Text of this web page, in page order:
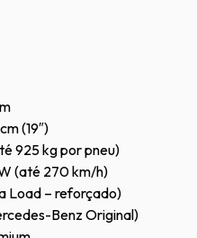
(19″)
925 kg por pneu)
(até 270 km/h)
Load – reforçado)
Benz Original)